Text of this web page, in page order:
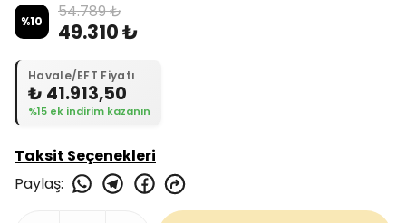
%10 54.789 ₺
49.310 ₺
Havale/EFT Fiyatı
₺ 41.913,50
%15 ek indirim kazanın
Taksit Seçenekleri
Paylaş: